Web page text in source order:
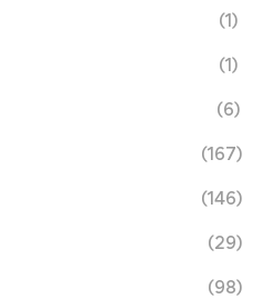
(1)
(1)
(6)
(167)
(146)
(29)
(98)